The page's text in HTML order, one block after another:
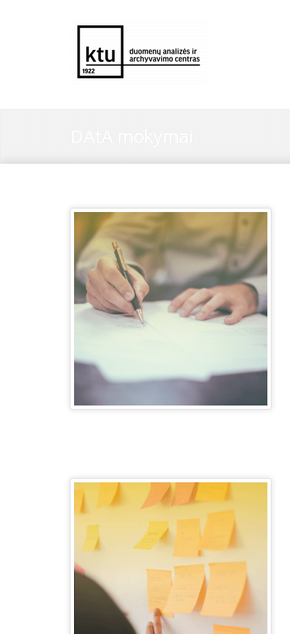
DAtA mokymai